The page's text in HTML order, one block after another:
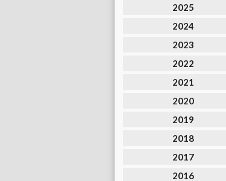
2025
2024
2023
2022
2021
2020
2019
2018
2017
2016